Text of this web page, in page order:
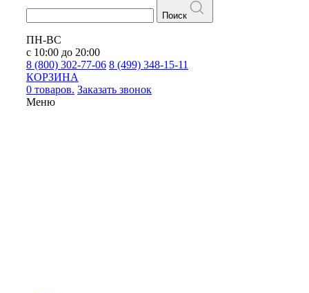
Поиск
ПН-ВС
с 10:00 до 20:00
8 (800) 302-77-06 8 (499) 348-15-11
КОРЗИНА
0 товаров. Заказать звонок
Меню